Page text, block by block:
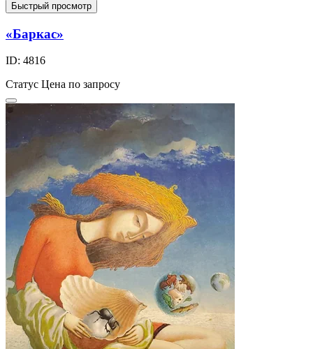
Быстрый просмотр
«Баркас»
ID: 4816
Статус Цена по запросу